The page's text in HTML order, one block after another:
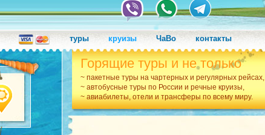
туры круизы ЧаВо контакты
Горящие туры и не только
~ пакетные туры на чартерных и регулярных рейсах,
~ автобусные туры по России и речные круизы,
~ авиабилеты, отели и трансферы по всему миру.